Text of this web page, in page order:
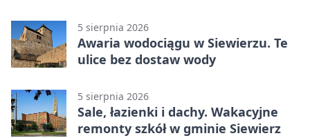
5 sierpnia 2026
Awaria wodociągu w Siewierzu. Te
ulice bez dostaw wody
5 sierpnia 2026
Sale, łazienki i dachy. Wakacyjne
remonty szkół w gminie Siewierz